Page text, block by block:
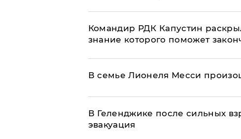
Командир РДК Капустин
знание которого поможет
В семье Лионеля Месси
В Геленджике после сильных
эвакуация